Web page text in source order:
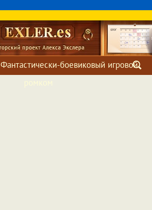
боевиковый игровой